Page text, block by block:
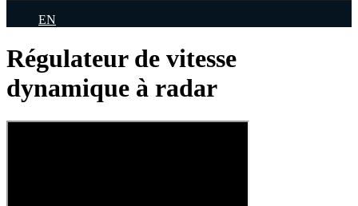
EN
Régulateur de vitesse
dynamique à radar